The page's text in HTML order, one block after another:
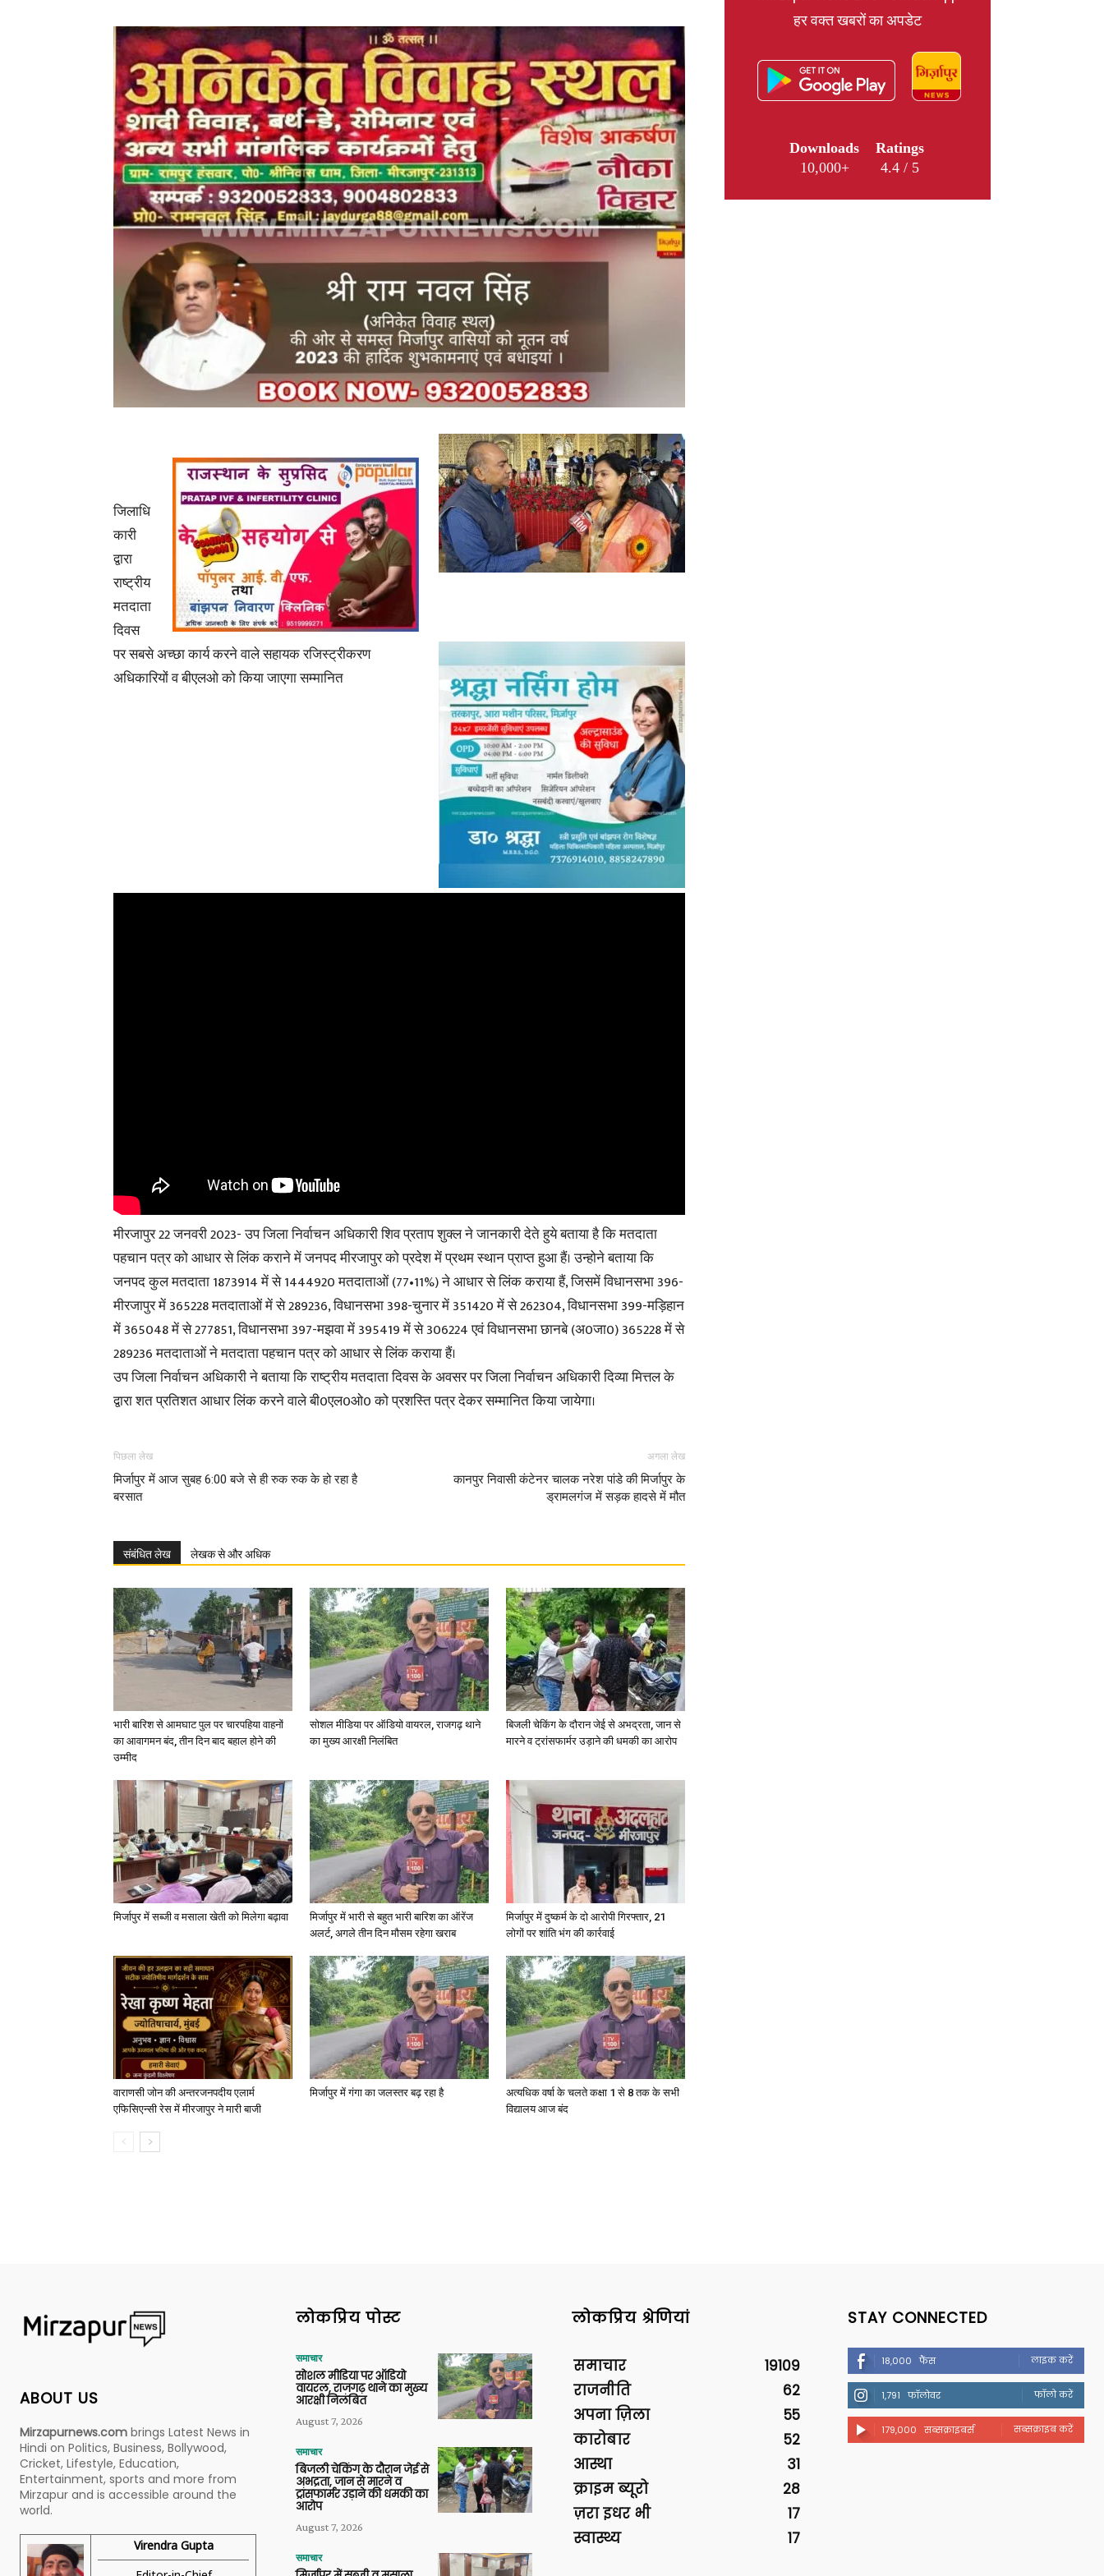
News,
in
Hindi,
Hindi
News
जिलाधि
कारी
द्वारा
राष्ट्रीय
मतदाता
दिवस
पर सबसे अच्छा कार्य करने वाले सहायक रजिस्ट्रीकरण
अधिकारियों व बीएलओ को किया जाएगा सम्मानित
मीरजापुर 22 जनवरी 2023- उप जिला निर्वाचन अधिकारी शिव प्रताप शुक्ल ने जानकारी देते हुये बताया है कि मतदाता
पहचान पत्र को आधार से लिंक कराने में जनपद मीरजापुर को प्रदेश में प्रथम स्थान प्राप्त हुआ हैं। उन्होने बताया कि
जनपद कुल मतदाता 1873914 में से 1444920 मतदाताओं (77•11%) ने आधार से लिंक कराया हैं, जिसमें विधानसभा 396-
मीरजापुर में 365228 मतदाताओं में से 289236, विधानसभा 398-चुनार में 351420 में से 262304, विधानसभा 399-मड़िहान
में 365048 में से 277851, विधानसभा 397-मझवा में 395419 में से 306224 एवं विधानसभा छानबे (अ0जा0) 365228 में से
289236 मतदाताओं ने मतदाता पहचान पत्र को आधार से लिंक कराया हैं।
उप जिला निर्वाचन अधिकारी ने बताया कि राष्ट्रीय मतदाता दिवस के अवसर पर जिला निर्वाचन अधिकारी दिव्या मित्तल के
द्वारा शत प्रतिशत आधार लिंक करने वाले बी0एल0ओ0 को प्रशस्ति पत्र देकर सम्मानित किया जायेगा।
पिछला लेख
मिर्जापुर में आज सुबह 6:00 बजे से ही रुक रुक के हो रहा है
बरसात
अगला लेख
कानपुर निवासी कंटेनर चालक नरेश पांडे की मिर्जापुर के
ड्रामलगंज में सड़क हादसे में मौत
संबंधित लेख लेखक से और अधिक
भारी बारिश से आमघाट पुल पर चारपहिया वाहनों
का आवागमन बंद, तीन दिन बाद बहाल होने की
उम्मीद
सोशल मीडिया पर ऑडियो वायरल, राजगढ़ थाने
का मुख्य आरक्षी निलंबित
बिजली चेकिंग के दौरान जेई से अभद्रता, जान से
मारने व ट्रांसफार्मर उड़ाने की धमकी का आरोप
मिर्जापुर में सब्जी व मसाला खेती को मिलेगा बढ़ावा
मिर्जापुर में भारी से बहुत भारी बारिश का ऑरेंज
अलर्ट, अगले तीन दिन मौसम रहेगा खराब
मिर्जापुर में दुष्कर्म के दो आरोपी गिरफ्तार, 21
लोगों पर शांति भंग की कार्रवाई
वाराणसी जोन की अन्तरजनपदीय एलार्म
एफिसिएन्सी रेस में मीरजापुर ने मारी बाजी
मिर्जापुर में गंगा का जलस्तर बढ़ रहा है
अत्यधिक वर्षा के चलते कक्षा 1 से 8 तक के सभी
विद्यालय आज बंद
हर वक्त खबरों का अपडेट
Downloads
10,000+
Ratings
4.4 / 5
ABOUT US
Mirzapurnews.com brings Latest News in
Hindi on Politics, Business, Bollywood,
Cricket, Lifestyle, Education,
Entertainment, sports and more from
Mirzapur and is accessible around the
world.
Virendra Gupta
लोकप्रिय पोस्ट
समाचार
सोशल मीडिया पर ऑडियो
वायरल, राजगढ़ थाने का मुख्य
आरक्षी निलंबित
August 7, 2026
समाचार
बिजली चेकिंग के दौरान जेई से
अभद्रता, जान से मारने व
ट्रांसफार्मर उड़ाने की धमकी का
आरोप
August 7, 2026
समाचार
लोकप्रिय श्रेणियां
समाचार
19109
राजनीति
62
अपना ज़िला
55
कारोबार
52
आस्था
31
क्राइम ब्यूरो
28
ज़रा इधर भी
17
स्वास्थ्य
17
STAY CONNECTED
18,000 फैंस लाइक करें
1,791 फॉलोवर फॉलो करें
179,000 सब्सक्राइबर्स सब्सक्राइब करें